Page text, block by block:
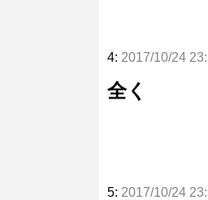
4: 2017/10/24
全く
5: 2017/10/24